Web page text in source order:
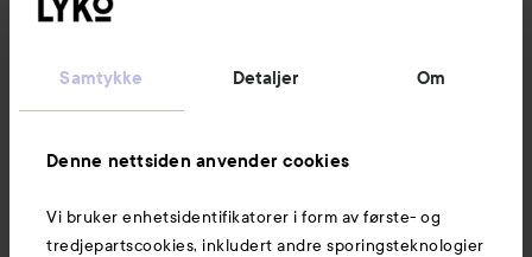
Samtykke Detaljer Om
Denne nettsiden anvender cookies
Vi bruker enhetsidentifikatorer i form av første- og
tredjepartscookies, inkludert andre sporingsteknologier
Kundeservice
Informasjon
Også av interesse